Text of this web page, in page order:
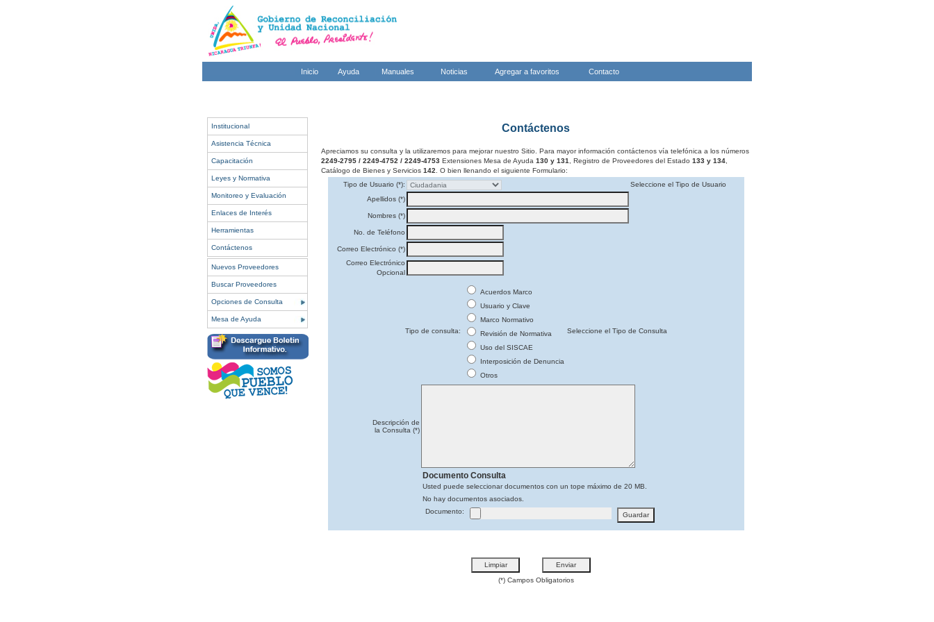
Inicio Ayuda Manuales Noticias Agregar a favoritos Contacto
Institucional
Asistencia Técnica
Capacitación
Leyes y Normativa
Monitoreo y Evaluación
Enlaces de Interés
Herramientas
Contáctenos
Nuevos Proveedores
Buscar Proveedores
Opciones de Consulta
Mesa de Ayuda
Contáctenos
Apreciamos su consulta y la utilizaremos para mejorar nuestro Sitio. Para mayor información contáctenos vía telefónica a los números
2249-2795 / 2249-4752 / 2249-4753Extensiones Mesa de Ayuda 130 y 131 , Registro de Proveedores del Estado 133 y 134,
Catálogo de Bienes y Servicios 142 . O bien llenando el siguiente Formulario:
Tipo de Usuario (*):
Seleccione el Tipo de Usuario
Apellidos (*)
Nombres (*)
No. de Teléfono
Correo Electrónico (*)
Correo Electrónico
Opcional
Tipo de consulta:
Acuerdos Marco
Usuario y Clave
Marco Normativo
Revisión de Normativa
Uso del SISCAE
Interposición de Denuncia
Otros
Seleccione el Tipo de Consulta
Descripción de
la Consulta (*)
Documento Consulta
Usted puede seleccionar documentos con un tope máximo de 20 MB.
No hay documentos asociados.
Documento:
(*) Campos Obligatorios